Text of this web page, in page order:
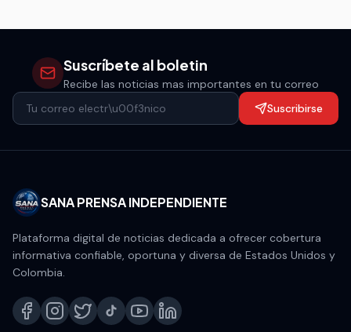
Suscríbete al boletin
Recibe las noticias mas importantes en tu correo
Suscribirse
SANA PRENSA INDEPENDIENTE
Plataforma digital de noticias dedicada a ofrecer cobertura
informativa confiable, oportuna y diversa de Estados Unidos y
Colombia.